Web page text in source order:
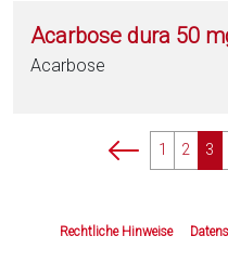
Acarbose dura 50
Acarbose
p
n
1 2 3
Rechtliche Hinweise